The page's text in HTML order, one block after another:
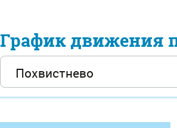
График движения